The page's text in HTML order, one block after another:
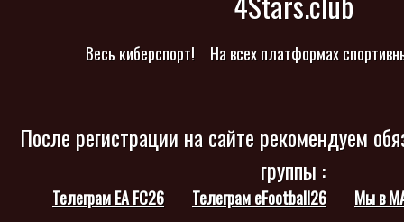
Весь киберспорт! На всех платформах
После регистрации на сайте рекомендуем
группы :
Телеграм EA FC26 Телеграм eFootball26 Мы в